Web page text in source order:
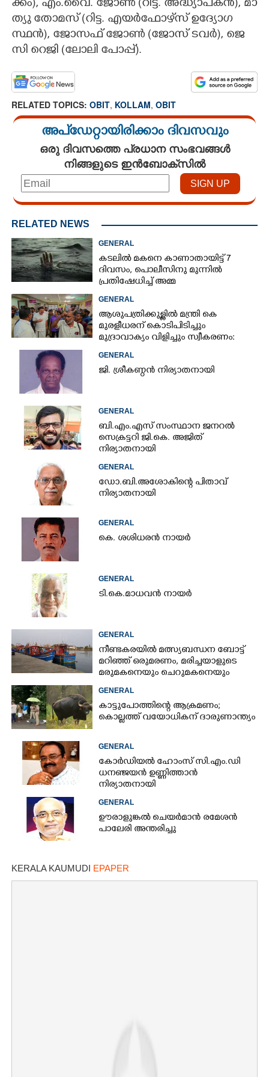
ക്കം), എം.വൈ. ജോൺ (റി​ട്ട. അ​ദ്ധ്യാ​പ​കൻ), മാ​
ത്യു തോ​മ​സ് (റി​ട്ട. എ​യർഫോ​ഴ്‌​സ് ഉ​ദ്യോ​ഗ​
സ്ഥൻ), ജോ​സ​ഫ് ജോൺ (ജോ​സ് ട​വർ), ജെ​
സി റെ​ജി (ലോ​ലി പോ​പ്പ്).
RELATED TOPICS: OBIT, KOLLAM, OBIT
അപ്ഡേറ്റായിരിക്കാം ദിവസവും
ഒരു ദിവസത്തെ പ്രധാന സംഭവങ്ങൾ
നിങ്ങളുടെ ഇൻബോക്സിൽ
RELATED NEWS
GENERAL
കടലിൽ മകനെ കാണാതായിട്ട് 7
ദിവസം, പൊലീസിനു മുന്നിൽ
പ്രതിഷേധിച്ച് അമ്മ
GENERAL
ആശുപത്രിക്കുള്ളിൽ മന്ത്രി കെ
മുരളീധരന് കൊടിപിടിച്ചും
മുദ്രാവാക്യം വിളിച്ചും സ്വീകരണം:
പിന്നാലെ വ്യാപകവിമർശനം
GENERAL
ജി. ശ്രീകണ്ഠൻ നിര്യാതനായി
GENERAL
ബി.എം.എസ് സംസ്ഥാന ജനറൽ
സെക്രട്ടറി ജി.കെ. അജിത്
നിര്യാതനായി
GENERAL
ഡോ.ബി.അശോകിന്റെ പിതാവ്
നിര്യാതനായി
GENERAL
കെ. ശശിധരൻ നായർ
GENERAL
ടി.കെ.മാധവൻ നായർ
GENERAL
നീണ്ടകരയിൽ മത്സ്യബന്ധന ബോട്ട്
മറിഞ്ഞ്​ ഒരുമരണം,​ മരിച്ചയാളുടെ
മരുമകനെയും ചെറുമകനെയും
കാണാനില്ല
GENERAL
കാട്ടുപോത്തിന്റെ ആക്രമണം;
കൊല്ലത്ത് വയോധികന് ദാരുണാന്ത്യം
GENERAL
കോർഡിയൽ ഹോംസ് സി.എം.ഡി
ധനഞ്ജയൻ ഉണ്ണിത്താൻ
നിര്യാതനായി
GENERAL
ഊരാളുങ്കൽ ചെയർമാൻ രമേശൻ
പാലേരി അന്തരിച്ചു
KERALA KAUMUDI EPAPER